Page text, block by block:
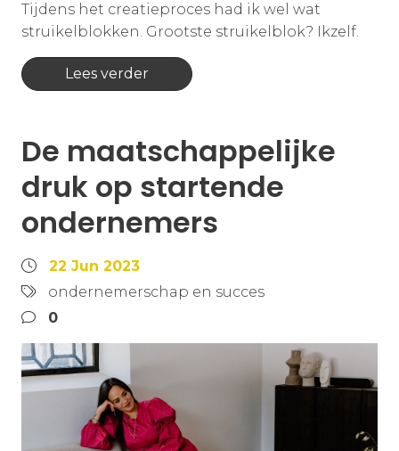
Tijdens het creatieproces had ik wel wat
struikelblokken. Grootste struikelblok? Ikzelf.
Lees verder
De maatschappelijke
druk op startende
ondernemers
22 Jun 2023
ondernemerschap en succes
0